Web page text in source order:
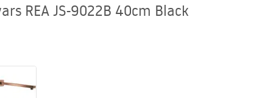
REA JS-9022B 40cm Black